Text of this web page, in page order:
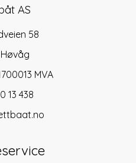
AS
58
MVA
13 438